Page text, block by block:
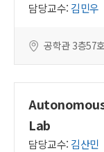
담당교수: 김민우
공학관 3층57
Lab
담당교수: 김산민